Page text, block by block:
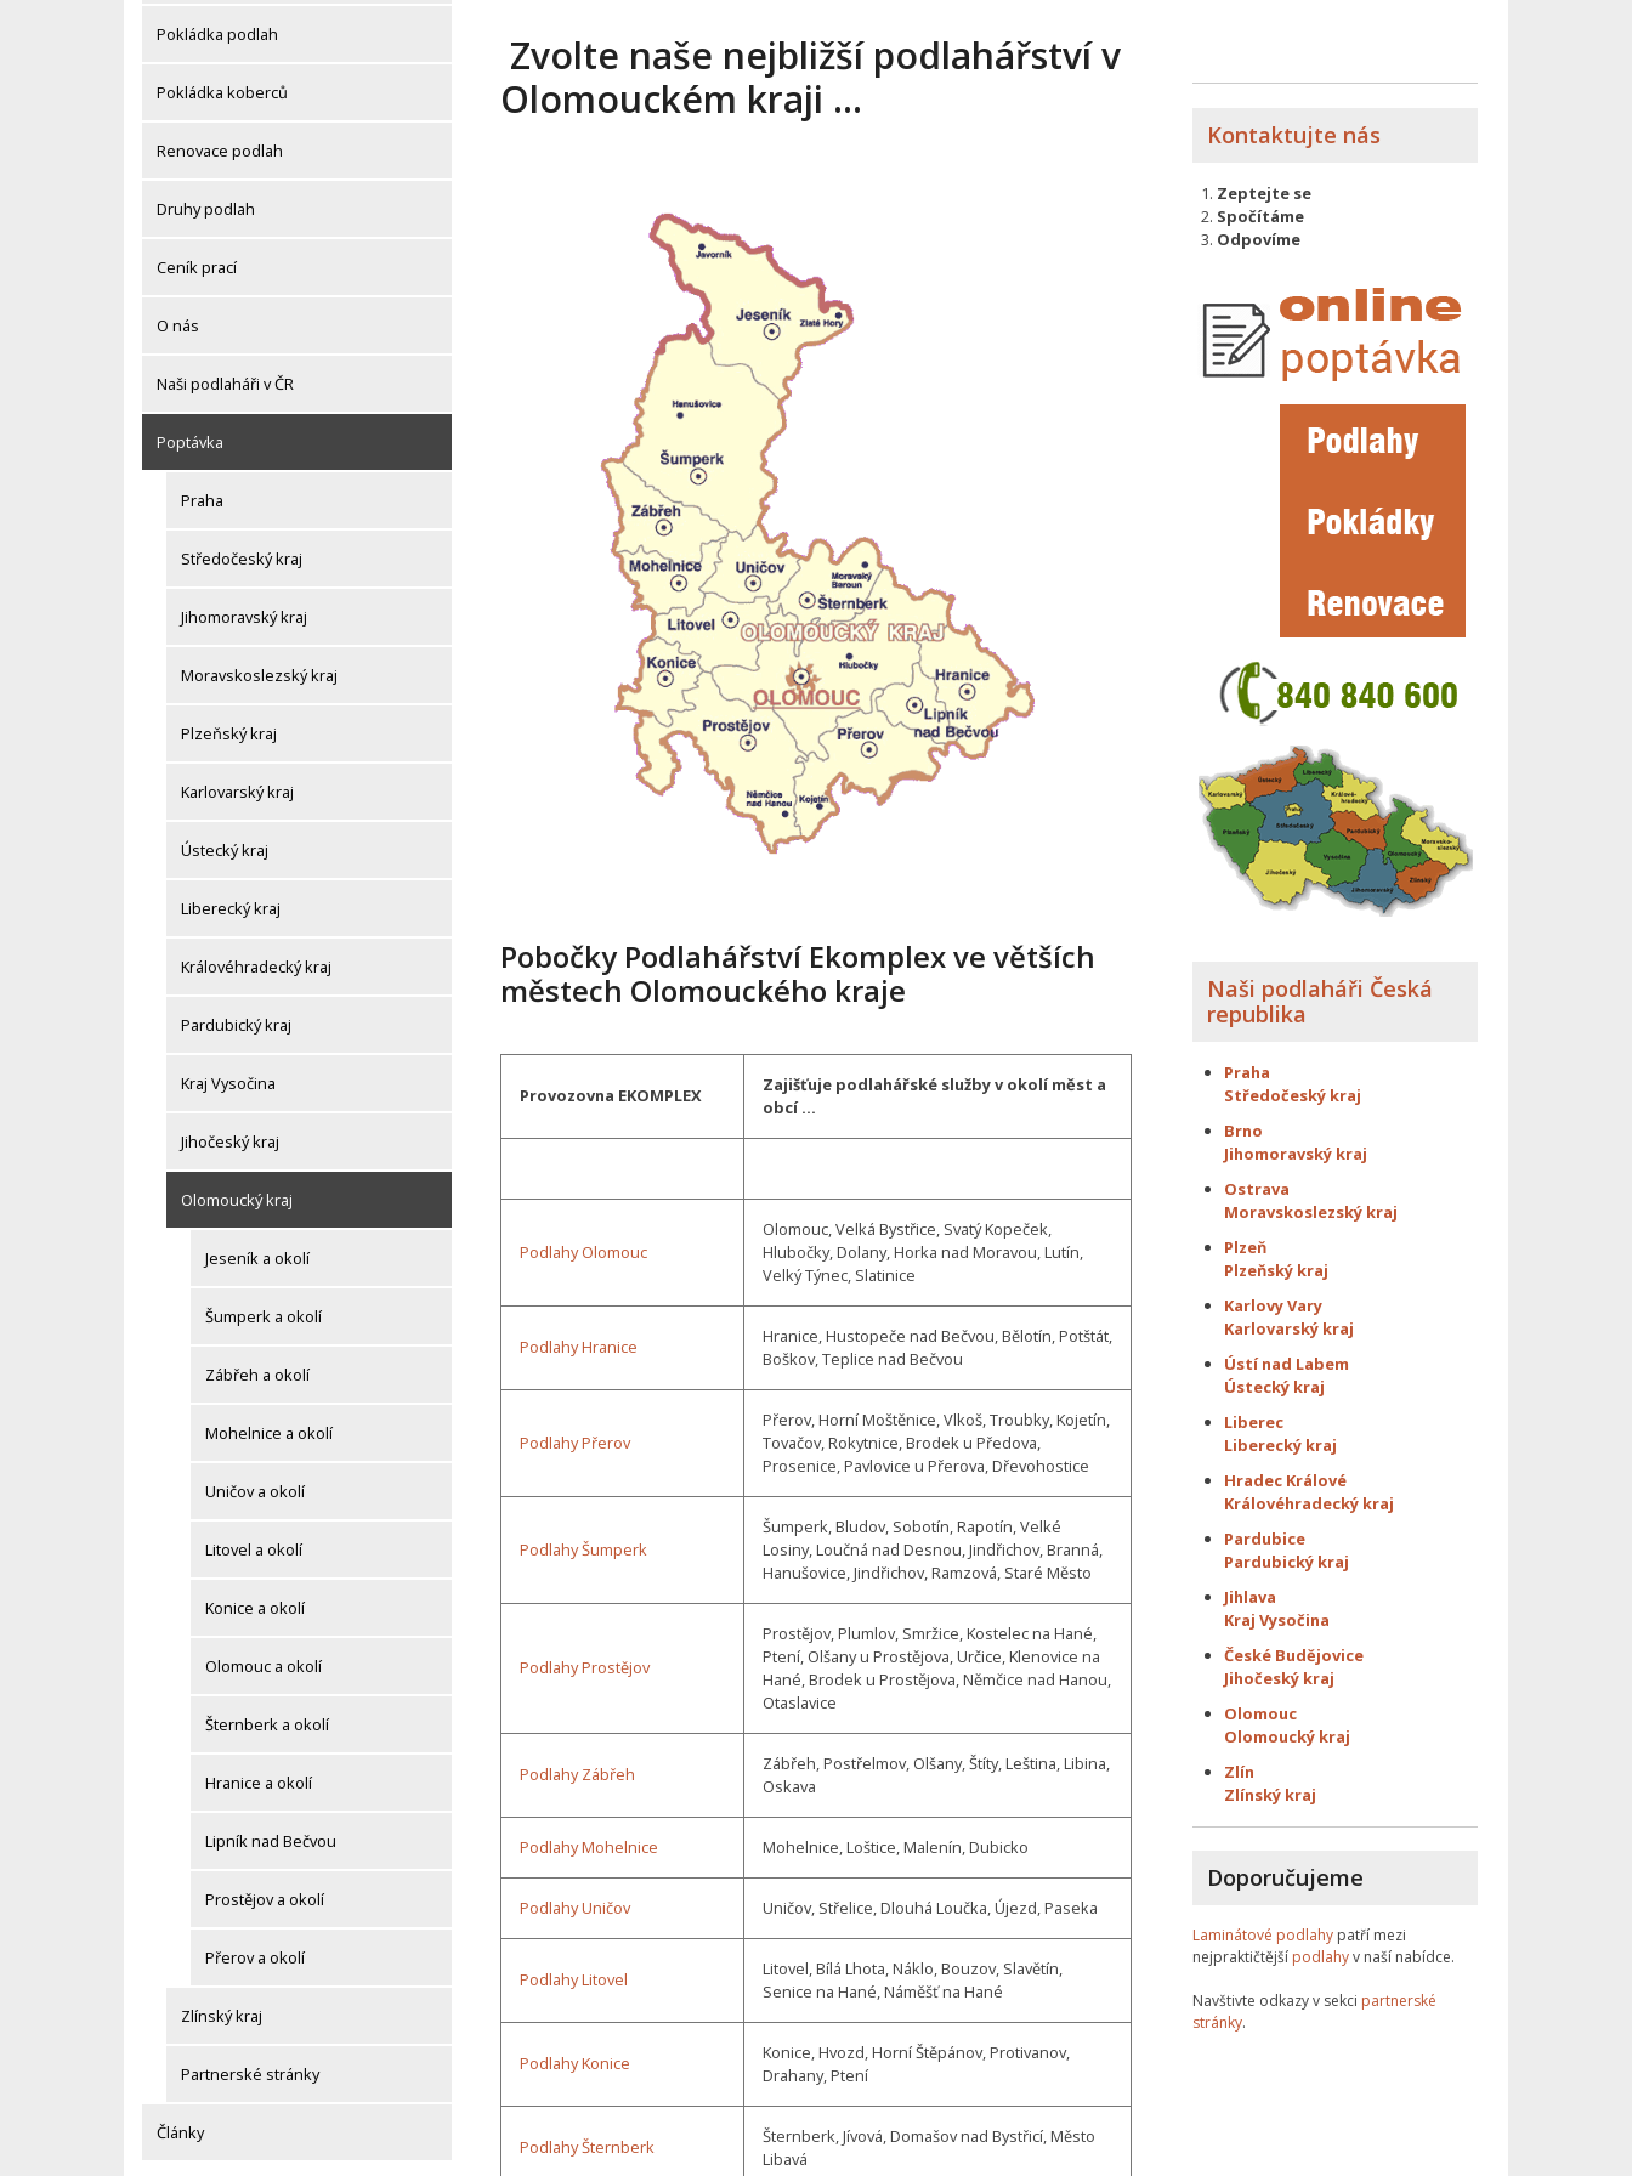
Pokládka podlah
Pokládka koberců
Renovace podlah
Druhy podlah
Ceník prací
O nás
Naši podlaháři v ČR
Poptávka
Praha
Středočeský kraj
Jihomoravský kraj
Moravskoslezský kraj
Plzeňský kraj
Karlovarský kraj
Ústecký kraj
Liberecký kraj
Královéhradecký kraj
Pardubický kraj
Kraj Vysočina
Jihočeský kraj
Olomoucký kraj
Jeseník a okolí
Šumperk a okolí
Zábřeh a okolí
Mohelnice a okolí
Uničov a okolí
Litovel a okolí
Konice a okolí
Olomouc a okolí
Šternberk a okolí
Hranice a okolí
Lipník nad Bečvou
Prostějov a okolí
Přerov a okolí
Zlínský kraj
Partnerské stránky
Články
Zvolte naše nejbližší podlahářství v
Olomouckém kraji …
Pobočky Podlahářství Ekomplex ve větších
městech Olomouckého kraje
Provozovna EKOMPLEX
Zajišťuje podlahářské služby v okolí měst a
obcí …
Podlahy Olomouc
Olomouc, Velká Bystřice, Svatý Kopeček,
Hlubočky, Dolany, Horka nad Moravou, Lutín,
Velký Týnec, Slatinice
Podlahy Hranice
Hranice, Hustopeče nad Bečvou, Bělotín, Potštát,
Boškov, Teplice nad Bečvou
Podlahy Přerov
Přerov, Horní Moštěnice, Vlkoš, Troubky, Kojetín,
Tovačov, Rokytnice, Brodek u Předova,
Prosenice, Pavlovice u Přerova, Dřevohostice
Podlahy Šumperk
Šumperk, Bludov, Sobotín, Rapotín, Velké
Losiny, Loučná nad Desnou, Jindřichov, Branná,
Hanušovice, Jindřichov, Ramzová, Staré Město
Podlahy Prostějov
Prostějov, Plumlov, Smržice, Kostelec na Hané,
Ptení, Olšany u Prostějova, Určice, Klenovice na
Hané, Brodek u Prostějova, Němčice nad Hanou,
Otaslavice
Podlahy Zábřeh
Zábřeh, Postřelmov, Olšany, Štíty, Leština, Libina,
Oskava
Podlahy Mohelnice Mohelnice, Loštice, Malenín, Dubicko
Podlahy Uničov Uničov, Střelice, Dlouhá Loučka, Újezd, Paseka
Podlahy Litovel
Litovel, Bílá Lhota, Náklo, Bouzov, Slavětín,
Senice na Hané, Náměšť na Hané
Podlahy Konice
Konice, Hvozd, Horní Štěpánov, Protivanov,
Drahany, Ptení
Podlahy Šternberk
Šternberk, Jívová, Domašov nad Bystřicí, Město
Libavá
Kontaktujte nás
Zeptejte se
Spočítáme
Odpovíme
Naši podlaháři Česká
republika
Praha
Středočeský kraj
Brno
Jihomoravský kraj
Ostrava
Moravskoslezský kraj
Plzeň
Plzeňský kraj
Karlovy Vary
Karlovarský kraj
Ústí nad Labem
Ústecký kraj
Liberec
Liberecký kraj
Hradec Králové
Královéhradecký kraj
Pardubice
Pardubický kraj
Jihlava
Kraj Vysočina
České Budějovice
Jihočeský kraj
Olomouc
Olomoucký kraj
Zlín
Zlínský kraj
Doporučujeme
Laminátové podlahy patří mezi
nejpraktičtější podlahyv naší nabídce.
Navštivte odkazy v sekci partnerské
stránky.